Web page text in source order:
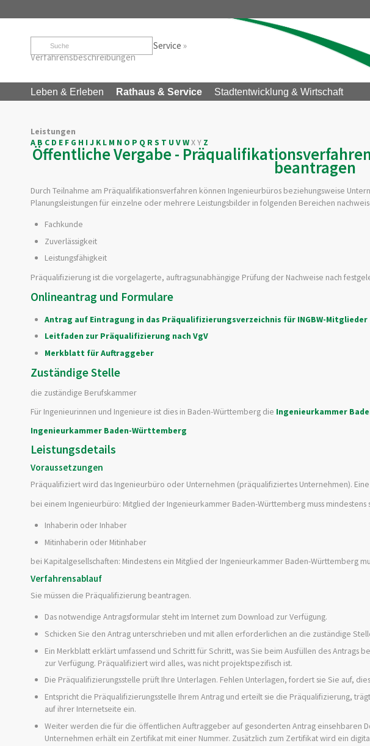
Startseite Service »
Verfahrensbeschreibungen
Leben & Erleben Rathaus & Service Stadtentwicklung & Wirtschaft
Leistungen
A B C D E F G H I J K L M N O P Q RS T U VWXY Z
Öffentliche Vergabe -
beantragen
Durch Teilnahme am Präqualifikationsverfahren können Ingenieurbüros beziehungsweise
Planungsleistungen für einzelne oder mehrere Leistungsbilder in folgenden Bereichen
Fachkunde
Zuverlässigkeit
Leistungsfähigkeit
Präqualifizierung ist die vorgelagerte, auftragsunabhängige Prüfung der Nachweise nach
Onlineantrag und Formulare
Antrag auf Eintragung in das Präqualifizierungsverzeichnis für INGBW-Mitglieder
Leitfaden zur Präqualifizierung nach VgV
Merkblatt für Auftraggeber
Zuständige Stelle
die zuständige Berufskammer
Für Ingenieurinnen und Ingenieure ist dies in Baden-Württemberg die Ingenieurkammer
Ingenieurkammer Baden-Württemberg
Leistungsdetails
Voraussetzungen
Präqualifiziert wird das Ingenieurbüro oder Unternehmen (präqualifiziertes Unternehmen).
bei einem Ingenieurbüro: Mitglied der Ingenieurkammer Baden-Württemberg muss mindestens
Inhaberin oder Inhaber
Mitinhaberin oder Mitinhaber
bei Kapitalgesellschaften: Mindestens ein Mitglied der Ingenieurkammer Baden-Württemberg
Verfahrensablauf
Sie müssen die Präqualifizierung beantragen.
Das notwendige Antragsformular steht im Internet zum Download zur Verfügung.
Schicken Sie den Antrag unterschrieben und mit allen erforderlichen an die zuständige
Ein Merkblatt erklärt umfassend und Schritt für Schritt, was Sie beim Ausfüllen des Antrags
zur Verfügung. Präqualifiziert wird alles, was nicht projektspezifisch ist.
Die Präqualifizierungsstelle prüft Ihre Unterlagen. Fehlen Unterlagen, fordert sie Sie auf,
Entspricht die Präqualifizierungsstelle Ihrem Antrag und erteilt sie die Präqualifizierung,
auf ihrer Internetseite ein.
Weiter werden die für die öffentlichen Auftraggeber auf gesonderten Antrag einsehbaren
Unternehmen erhält ein Zertifikat mit einer Nummer. Zusätzlich zum Zertifikat wird ein